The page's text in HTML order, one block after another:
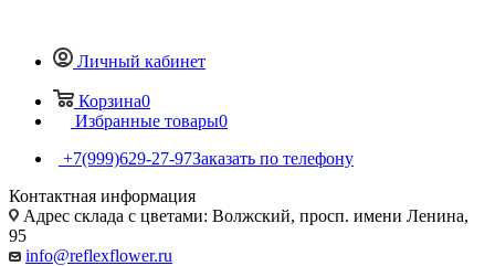
Личный кабинет
Корзина0
Избранные товары0
+7(999)629-27-97Заказать по телефону
Контактная информация
Адрес склада с цветами: Волжский, просп. имени Ленина,
95
info@reflexflower.ru